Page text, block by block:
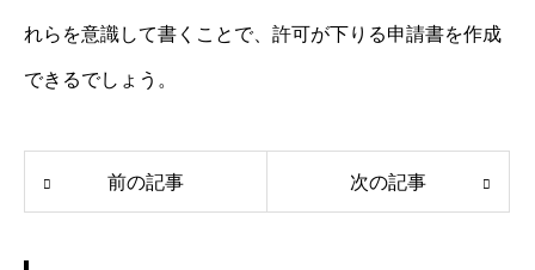
れらを意識して書くことで、許可が下りる申請書を作成
できるでしょう。
前の記事 次の記事